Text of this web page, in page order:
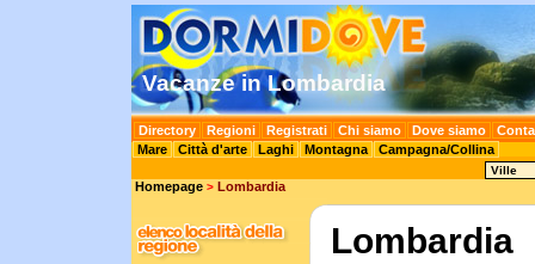
Vacanze in Lombardia
Directory Regioni Registrati Chi siamo Dove siamo
Mare
Città d'arte Laghi Montagna Campagna/Collina
Homepage > Lombardia
Lombardia